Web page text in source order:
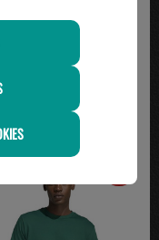
manga corta new
beige